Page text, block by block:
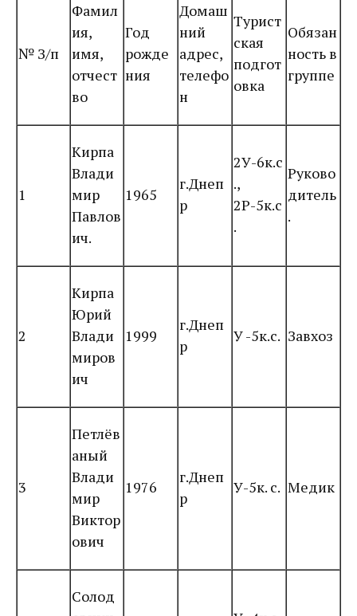
№ З/п
Фамил
ия,
имя,
отчест
во
Год
рожде
ния
Домаш
ний
адрес,
телефо
н
Турист
ская
подгот
овка
Обязан
ность в
группе
1
Кирпа
Влади
мир
Павлов
ич.
1965
г.Днеп
р
2У-6к.с
.,
2Р-5к.с
.
Руково
дитель
.
2
Кирпа
Юрий
Влади
миров
ич
1999
г.Днеп
р
У -5к.с. Завхоз
3
Петлёв
аный
Влади
мир
Виктор
ович
1976
г.Днеп
р
У-5к. с. Медик
Солод